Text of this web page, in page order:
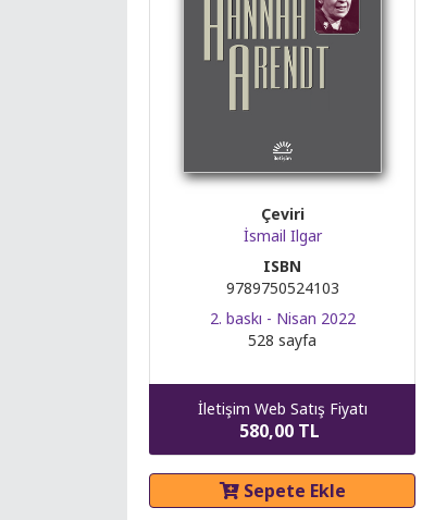
Çeviri
İsmail Ilgar
ISBN
9789750524103
2. baskı - Nisan 2022
528 sayfa
İletişim Web Satış Fiyatı
580,00 TL
Sepete Ekle